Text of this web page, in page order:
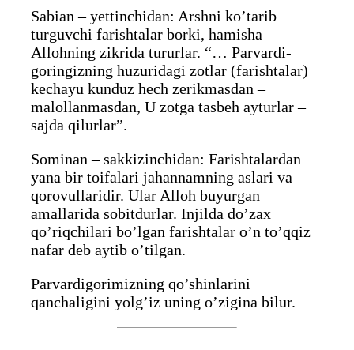
Sabian – yettinchidan: Arshni ko’tarib
turguvchi farishtalar borki, hamisha
Allohning zikrida tururlar. “… Parvardi-
goringizning huzuridagi zotlar (farishtalar)
kechayu kunduz hech zerikmasdan –
malollanmasdan, U zotga tasbeh ayturlar –
sajda qilurlar”.
Sominan – sakkizinchidan: Farishtalardan
yana bir toifalari jahannamning aslari va
qorovullaridir. Ular Alloh buyurgan
amallarida sobitdurlar. Injilda do’zax
qo’riqchilari bo’lgan farishtalar o’n to’qqiz
nafar deb aytib o’tilgan.
Parvardigorimizning qo’shinlarini
qanchaligini yolg’iz uning o’zigina bilur.